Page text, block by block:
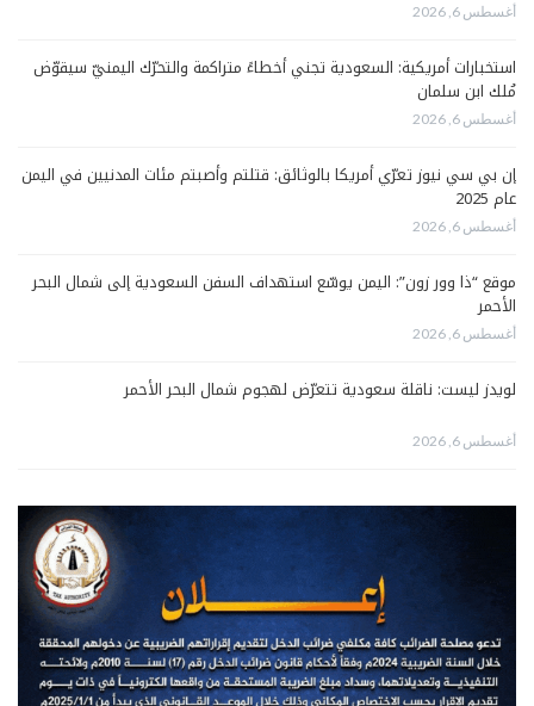
أغسطس 6, 2026
استخبارات أمريكية: السعودية تجني أخطاءً متراكمة والتحرّك اليمنيّ سيقوّض
مُلك ابن سلمان
أغسطس 6, 2026
إن بي سي نيوز تعرّي أمريكا بالوثائق: قتلتم وأصبتم مئات المدنيين في اليمن
عام 2025
أغسطس 6, 2026
موقع “ذا وور زون”: اليمن يوسّع استهداف السفن السعودية إلى شمال البحر
الأحمر
أغسطس 6, 2026
لويدز ليست: ناقلة سعودية تتعرّض لهجوم شمال البحر الأحمر
أغسطس 6, 2026